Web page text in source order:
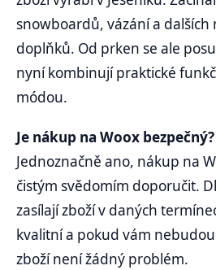
snowboardů, vázání a dalších
doplňků. Od prken se ale
nyní kombinují praktické
módou.
Je nákup na Woox bezpečný?
Jednoznačně ano, nákup na
čistým svědomím doporučit.
zasílají zboží v daných
kvalitní a pokud vám
zboží není žádný problém.